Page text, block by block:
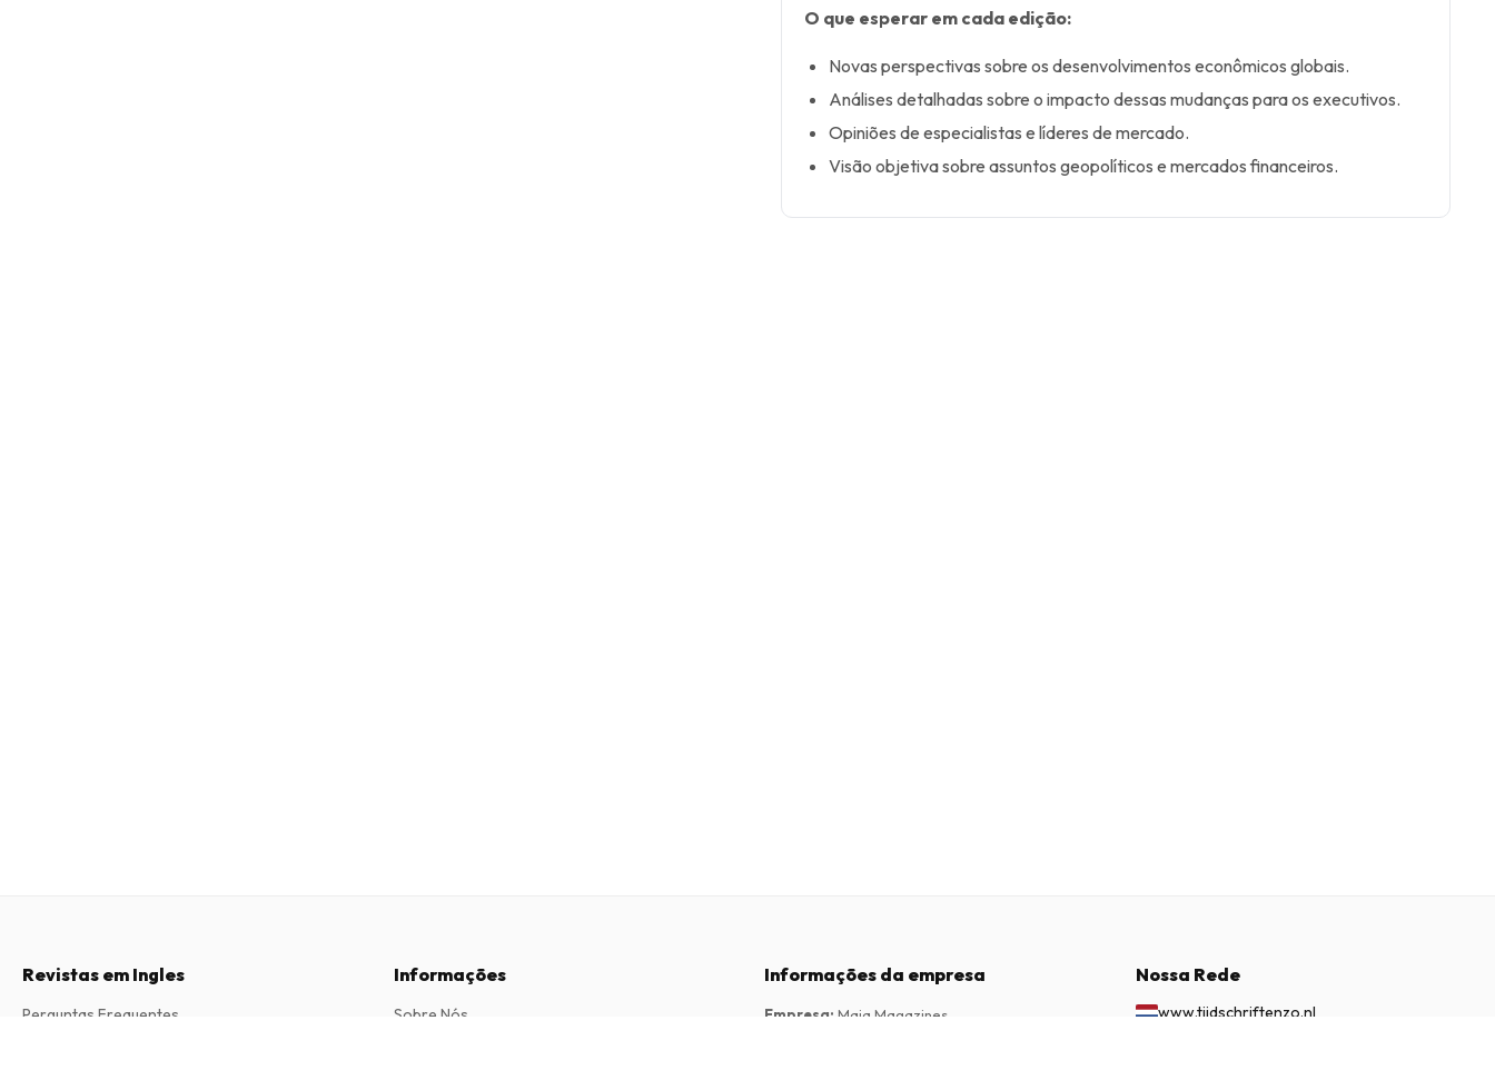
O que esperar em cada edição:
Novas perspectivas sobre os desenvolvimentos econômicos globais.
Análises detalhadas sobre o impacto dessas mudanças para os executivos.
Opiniões de especialistas e líderes de mercado.
Visão objetiva sobre assuntos geopolíticos e mercados financeiros.
Revistas em Ingles
Perguntas Frequentes
Informações
Sobre Nós
Informações da empresa
Empresa: Maja Magazines
Nossa Rede
www.tijdschriftenzo.nl